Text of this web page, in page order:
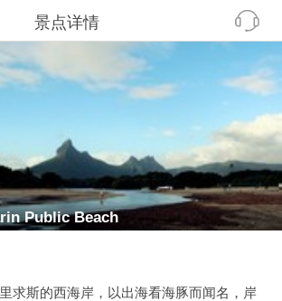
景点详情
Public Beach
求斯的西海岸，以出海看海豚而闻名，岸